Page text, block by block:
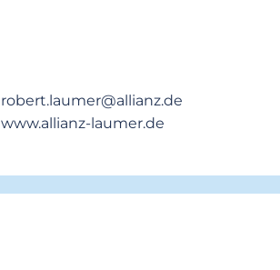
robert.laumer@allianz.de
www.allianz-laumer.de